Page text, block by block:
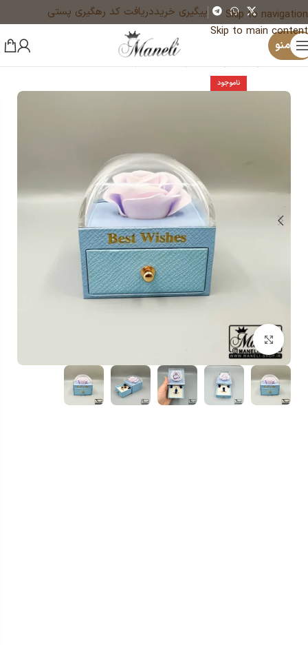
Skip to navigation
Skip to main content
پیگیری خریددریافت کد رهگیری پستی
منو
خانه باکس ولنتاین باکس ولنتاین دخترانه
ناموجود
بزرگنمایی تصویر
×